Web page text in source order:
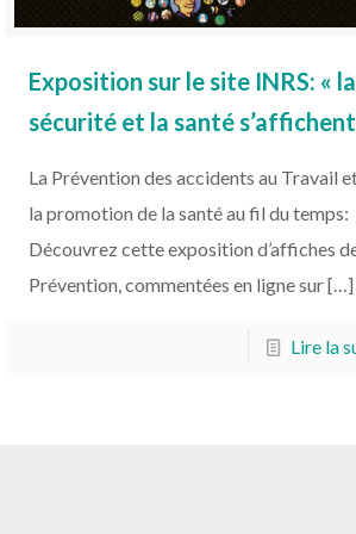
Exposition sur le site INRS: « la
sécurité et la santé
La Prévention des accidents au Travail
la promotion de la santé au fil du temps:
Découvrez cette exposition d’affiches
Prévention, commentées en ligne sur[…]
Lire la